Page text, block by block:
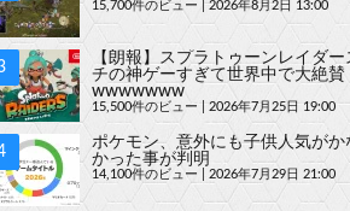
15,700件のビュー |2026年8月2日 13:00
【朗報】スプラトゥーンレイダー
チの神ゲーすぎて世界中で大絶賛
wwwwwww
15,500件のビュー 2026年7月25日 19:00
ポケモン、意外にも子供人気がか
かった事が判明
14,100件のビュー 2026年7月29日 21:00